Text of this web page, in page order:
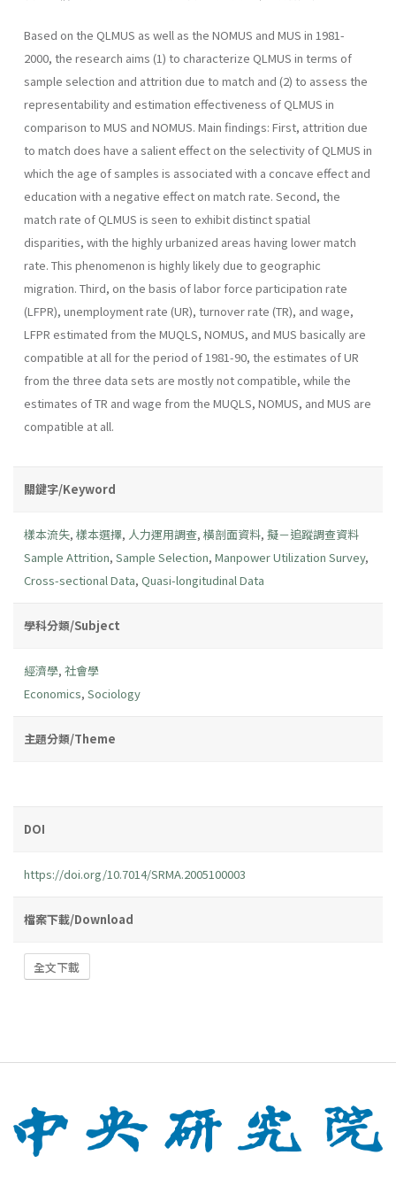
Based on the QLMUS as well as the NOMUS and MUS in 1981-
2000, the research aims (1) to characterize QLMUS in terms of
sample selection and attrition due to match and (2) to assess the
representability and estimation effectiveness of QLMUS in
comparison to MUS and NOMUS. Main findings: First, attrition due
to match does have a salient effect on the selectivity of QLMUS in
which the age of samples is associated with a concave effect and
education with a negative effect on match rate. Second, the
match rate of QLMUS is seen to exhibit distinct spatial
disparities, with the highly urbanized areas having lower match
rate. This phenomenon is highly likely due to geographic
migration. Third, on the basis of labor force participation rate
(LFPR), unemployment rate (UR), turnover rate (TR), and wage,
LFPR estimated from the MUQLS, NOMUS, and MUS basically are
compatible at all for the period of 1981-90, the estimates of UR
from the three data sets are mostly not compatible, while the
estimates of TR and wage from the MUQLS, NOMUS, and MUS are
compatible at all.
關鍵字/Keyword
樣本流失, 樣本選擇, 人力運用調查, 橫剖面資料, 擬－追蹤調查資料
Sample Attrition, Sample Selection, Manpower Utilization Survey,
Cross-sectional Data, Quasi-longitudinal Data
學科分類/Subject
經濟學, 社會學
Economics, Sociology
主題分類/Theme
DOI
https://doi.org/10.7014/SRMA.2005100003
檔案下載/Download
全文下載